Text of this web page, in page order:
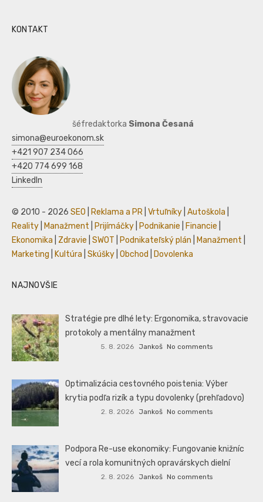
KONTAKT
šéfredaktorka Simona Česaná
simona@euroekonom.sk
+421 907 234 066
+420 774 699 168
LinkedIn
© 2010 - 2026 SEO Reklama a PR Vrtuľníky Autoškola
Reality
Manažment Prijímáčky Podnikanie Financie
Ekonomika
Zdravie SWOT Podnikateľský plán Manažment
Marketing
Kultúra Skúšky Obchod Dovolenka
NAJNOVŠIE
Stratégie pre dlhé lety: Ergonomika, stravovacie
protokoly a mentálny manažment
5. 8. 2026 Jankoš No comments
Optimalizácia cestovného poistenia: Výber
krytia podľa rizík a typu dovolenky (prehľadovo)
2. 8. 2026 Jankoš No comments
Podpora Re-use ekonomiky: Fungovanie knižníc
vecí a rola komunitných opravárskych dielní
2. 8. 2026 Jankoš No comments